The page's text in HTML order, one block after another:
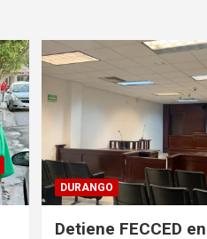
DURANGO
Detiene FECCED